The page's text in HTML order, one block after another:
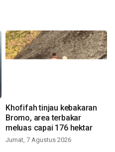
Khofifah tinjau kebakaran
Bromo, area terbakar
meluas capai 176 hektar
Jumat, 7 Agustus 2026